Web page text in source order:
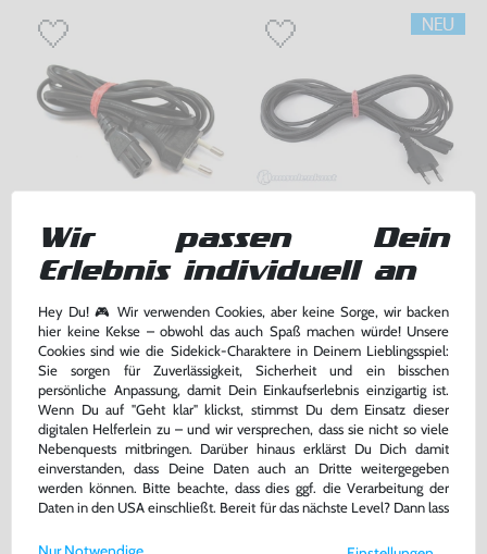
Kabel: Netzkabel / DE
Stromkabel
für Dreamcast / PS1 / PS2 / PS3 / PS4 / Saturn / Xbox / 3DO, gebraucht
nur2,99 €
Warenkorb
Kabel: Netzkabel / DE
Stromkabel
nur2,99 €
Warenkorb
Wir passen Dein
Erlebnis individuell an
Hey Du! 🎮 Wir verwenden Cookies, aber keine Sorge, wir backen
hier keine Kekse – obwohl das auch Spaß machen würde! Unsere
Cookies sind wie die Sidekick-Charaktere in Deinem Lieblingsspiel:
Sie sorgen für Zuverlässigkeit, Sicherheit und ein bisschen
persönliche Anpassung, damit Dein Einkaufserlebnis einzigartig ist.
Wenn Du auf "Geht klar" klickst, stimmst Du dem Einsatz dieser
digitalen Helferlein zu – und wir versprechen, dass sie nicht so viele
Nebenquests mitbringen. Darüber hinaus erklärst Du Dich damit
einverstanden, dass Deine Daten auch an Dritte weitergegeben
werden können. Bitte beachte, dass dies ggf. die Verarbeitung der
Daten in den USA einschließt. Bereit für das nächste Level? Dann lass